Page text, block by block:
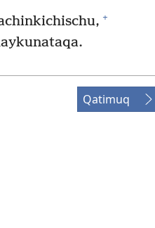
+
Qatimuq